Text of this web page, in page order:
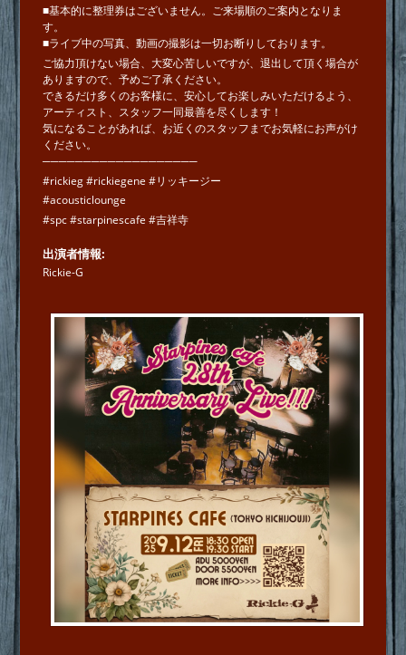
■基本的に整理券はございません。ご来場順のご案内となりま
す。
■ライブ中の写真、動画の撮影は一切お断りしております。
ご協力頂けない場合、大変心苦しいですが、退出して頂く場合が
ありますので、予めご了承ください。
できるだけ多くのお客様に、安心してお楽しみいただけるよう、
アーティスト、スタッフ一同最善を尽くします！
気になることがあれば、お近くのスタッフまでお気軽にお声がけ
ください。
───────────────────
#rickieg #rickiegene #リッキージー
#acousticlounge
#spc #starpinescafe #吉祥寺
出演者情報
Rickie-G